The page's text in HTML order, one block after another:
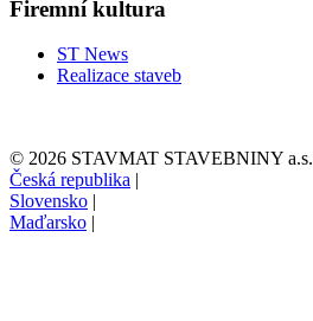
Firemní kultura
ST News
Realizace staveb
© 2026 STAVMAT STAVEBNINY a.s.
Česká republika |
Slovensko |
Maďarsko |